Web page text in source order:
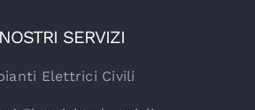
SERVIZI
Elettrici Civili